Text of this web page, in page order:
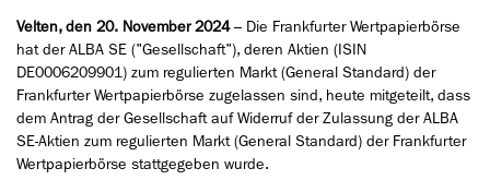
Velten, den 20. November 2024– Die Frankfurter Wertpapierbörse
hat der ALBA SE ("Gesellschaft"), deren Aktien (ISIN
DE0006209901) zum regulierten Markt (General Standard) der
Frankfurter Wertpapierbörse zugelassen sind, heute mitgeteilt, dass
dem Antrag der Gesellschaft auf Widerruf der Zulassung der ALBA
SE-Aktien zum regulierten Markt (General Standard) der Frankfurter
Wertpapierbörse stattgegeben wurde.